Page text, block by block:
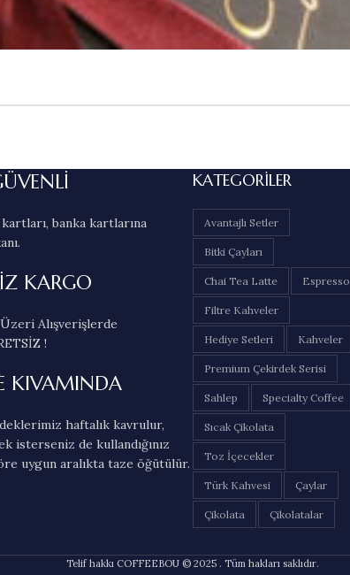
banka kartlarına
KARGO
Alışverişlerde
!
KIVAMINDA
haftalık kavrulur,
isterseniz de kullandığınız
uygun aralıkta taze öğütülür.
KATEGORILER
Avantajlı Setler
Bitki Çayları
Chai Tea Latte Espresso
Filtre Kahveler
Hediye Setleri Kahveler
Premium Çekirdek Serisi
Sahlep Specialty Coffee
Sıcak Çikolata
Toz İçecekler
Türk Kahvesi Çaylar
Çikolata Çikolatalar
Telif hakkı COFFEEBOU © 2025 . Tüm hakları saklıdır.